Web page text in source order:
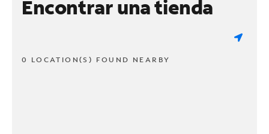
Encontrar una tienda
0 LOCATION(S) FOUND NEARBY